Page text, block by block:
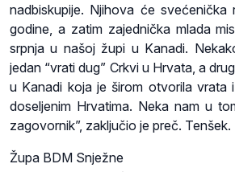
nadbiskupije. Njihova će svećenička
godine, a zatim zajednička mlada
srpnja u našoj župi u Kanadi.
jedan “vrati dug” Crkvi u Hrvata, a
u Kanadi koja je širom otvorila vrata
doseljenim Hrvatima. Neka nam u
zagovornik”, zaključio je preč. Tenšek.
Župa BDM Snježne